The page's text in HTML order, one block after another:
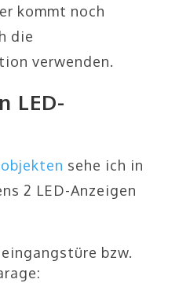
kommt noch
die
verwenden.
LED-
sehe ich in
2 LED-Anzeigen
bzw.